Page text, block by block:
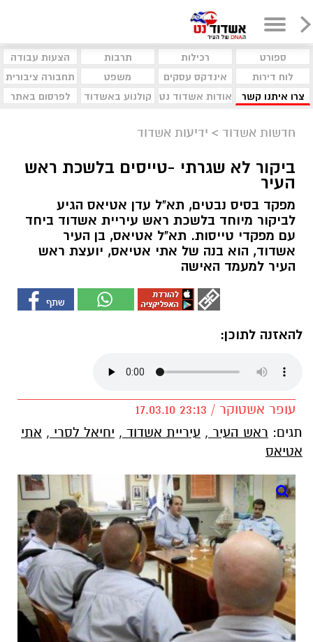
ספורט רכילות תרבות
הצעות עבודה
לוח דירות
אינדקס עסקים משפט
תחבורה ציבורית
צרו איתנו קשר
אודות אשדוד נט קולנוע באשדוד לפרסום באתר
חדשות אשדוד > ידיעות אשדוד
ביקור לא שגרתי -טייסים בלשכת ראש
העיר
מפקד בסיס נבטים, תא"ל עדן אטיאס הגיע
לביקור מיוחד בלשכת ראש עיריית אשדוד ביחד
עם מפקדי טייסות. תא"ל אטיאס, בן העיר
אשדוד, הוא בנה של אתי אטיאס, יועצת ראש
העיר למעמד האישה
להאזנה לתוכן:
עופר אשטוקר / 23:13 17.03.10
תגים: ראש העיר , עיריית אשדוד , יחיאל לסרי , אתי
אטיאס